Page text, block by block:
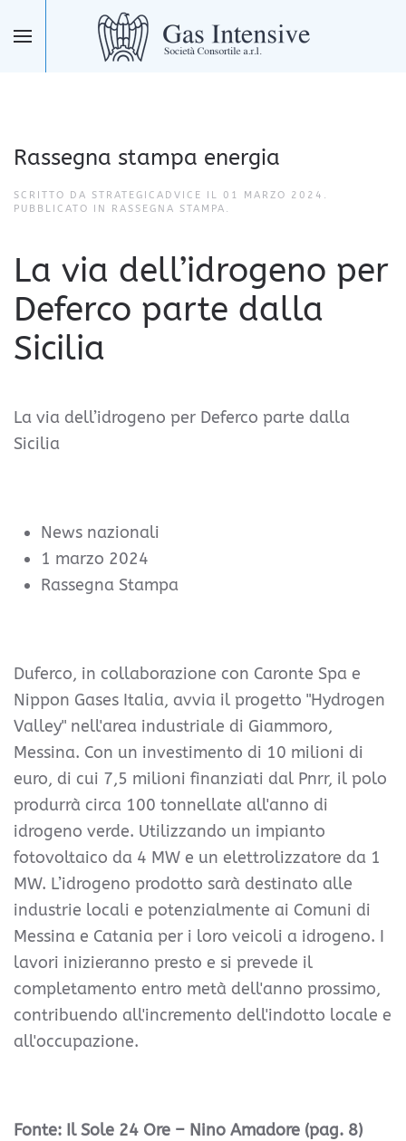
Skip to main content
Rassegna stampa energia
SCRITTO DA STRATEGICADVICE IL 01 MARZO 2024 .
PUBBLICATO IN RASSEGNA STAMPA .
La via dell’idrogeno per
Deferco parte dalla
Sicilia
La via dell’idrogeno per Deferco parte dalla
Sicilia
News nazionali
1 marzo 2024
Rassegna Stampa
Duferco, in collaborazione con Caronte Spa e
Nippon Gases Italia, avvia il progetto "Hydrogen
Valley" nell'area industriale di Giammoro,
Messina. Con un investimento di 10 milioni di
euro, di cui 7,5 milioni finanziati dal Pnrr, il polo
produrrà circa 100 tonnellate all'anno di
idrogeno verde. Utilizzando un impianto
fotovoltaico da 4 MW e un elettrolizzatore da 1
MW. L’idrogeno prodotto sarà destinato alle
industrie locali e potenzialmente ai Comuni di
Messina e Catania per i loro veicoli a idrogeno. I
lavori inizieranno presto e si prevede il
completamento entro metà dell'anno prossimo,
contribuendo all'incremento dell'indotto locale e
all'occupazione.
Fonte: Il Sole 24 Ore – Nino Amadore (pag. 8)